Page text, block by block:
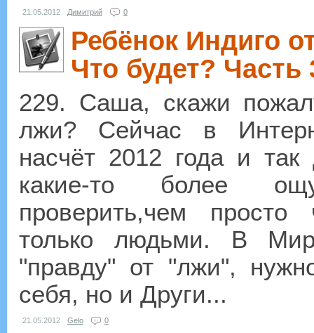
21.05.2012 Димитрий 0
Ребёнок Индиго
Что будет? Часть
229. Саша, скажи
лжи? Сейчас в
насчёт 2012 года и
какие-то более
проверить,чем просто
только людьми. В
"правду" от "лжи",
себя, но и Други...
21.05.2012 Gelo 0